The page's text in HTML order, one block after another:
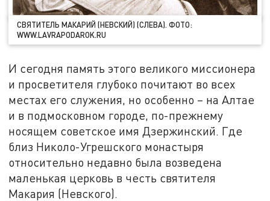
СВЯТИТЕЛЬ МАКАРИЙ (НЕВСКИЙ) (СЛЕВА). ФОТО:
WWW.LAVRAPODAROK.RU
И сегодня память этого великого миссионера
и просветителя глубоко почитают во всех
местах его служения, но особенно – на Алтае
и в подмосковном городе, по-прежнему
носящем советское имя Дзержинский. Где
близ Николо-Угрешского монастыря
относительно недавно была возведена
маленькая церковь в честь святителя
Макария (Невского).